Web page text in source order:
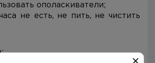
ополаскиватели;
не есть, не пить, не чистить